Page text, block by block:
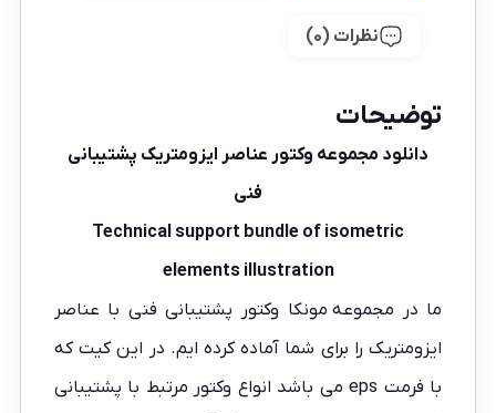
نظرات (0)
توضیحات
دانلود مجموعه وکتور عناصر ایزومتریک پشتیبانی
فنی
Technical support bundle of isometric
elements illustration
ما در مجموعه مونکا وکتور پشتیبانی فنی با عناصر
ایزومتریک را برای شما آماده کرده ایم. در این کیت که
با فرمت eps می باشد انواع وکتور مرتبط با پشتیبانی